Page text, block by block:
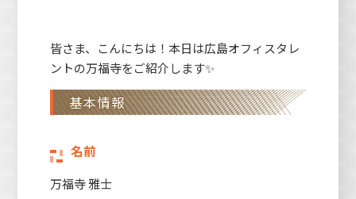
皆さま、こんにちは！本日は広島オフィスタレ
ントの万福寺をご紹介します✨
基本情報
名前
万福寺 雅士